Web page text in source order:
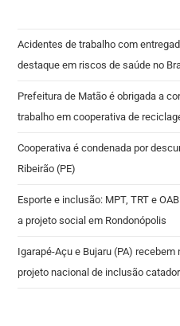
Acidentes de trabalho com
destaque em riscos de saúde no
Prefeitura de Matão é obrigada a
trabalho em cooperativa de
Cooperativa é condenada por
Ribeirão (PE)
Esporte e inclusão: MPT, TRT e
a projeto social em Rondonópolis
Igarapé-Açu e Bujaru (PA)
projeto nacional de inclusão